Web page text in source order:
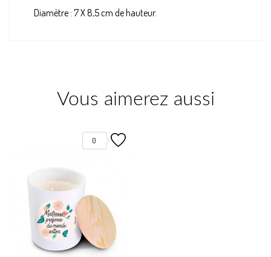
Diamètre : 7 X 8,5 cm de hauteur.
Vous aimerez aussi
0